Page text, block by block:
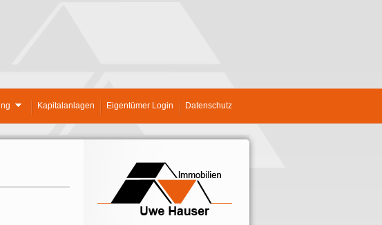
Kapitalanlagen Eigentümer Login Datenschutz